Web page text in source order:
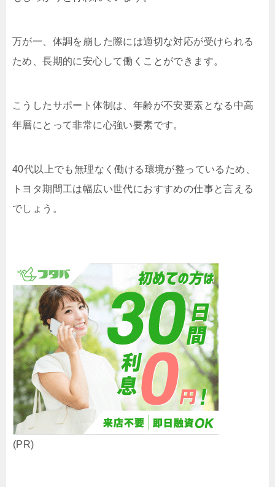
万が一、体調を崩した際には適切な対応が受けられる
ため、長期的に安心して働くことができます。
こうしたサポート体制は、年齢が不安要素となる中高
年層にとって非常に心強い要素です。
40代以上でも無理なく働ける環境が整っているため、
トヨタ期間工は幅広い世代におすすめの仕事と言える
でしょう。
(PR)